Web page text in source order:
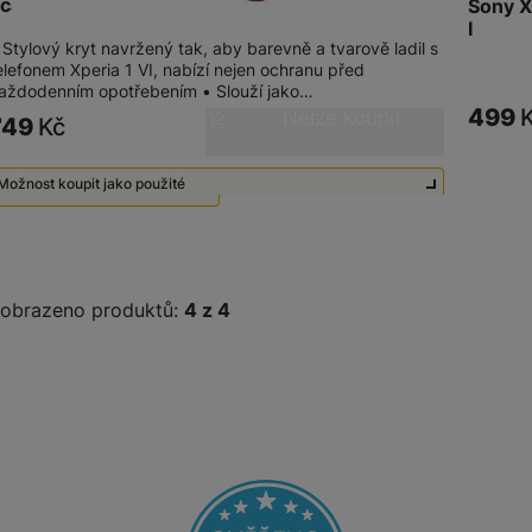
kryt navržený tak, aby barevně a tvarově ladil s
Xperia 1 VI, nabízí nejen ochranu před
opotřebením • Slouží jako…
Kč
koupit jako použité
Sony
I
499
produktů: z 4